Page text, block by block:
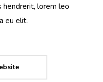
lorem leo
eu elit.